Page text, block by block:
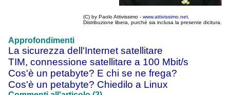
(C) by Paolo Attivissimo - www.attivissimo.net
Distribuzione libera, purché sia inclusa la presente dicitura.
Approfondimenti
La sicurezza dell'Internet satellitare
TIM, connessione satellitare a 100 Mbit/s
Cos'è un petabyte? E chi se ne frega?
Cos'è un petabyte? Chiedilo a Linux